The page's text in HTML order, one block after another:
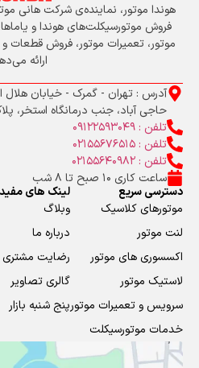
فروش موتورسیکلت‌های هوندا و
موتور، تعمیرات موتور، فروش قطعات
ارائه
آدرس : تهران - گمرک - خیابان هلال
حاجی آباد، جنب درمانگاه استخر، پلاک
تلفن : 09122593049
تلفن : 02155676515
تلفن : 02155640982
ساعت کاری 10 صبح تا 8 شب
دسترسی سریع
موتورهای کلاسیک
لنت موتور
اکسسوری های موتور
لاستیک موتور
سرویس و تعمیرات موتور
خدمات موتورسیکلت
لینک های مفید
وبلاگ
درباره ما
رضایت مشتری
گالری تصاویر
پنج شنبه بازار